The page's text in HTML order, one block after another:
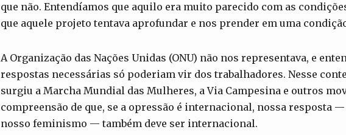
que não. Entendíamos que aquilo era muito parecido com as
que aquele projeto tentava aprofundar e nos prender em uma
A Organização das Nações Unidas (ONU) não nos representava, e
respostas necessárias só poderiam vir dos trabalhadores. Nesse
surgiu a Marcha Mundial das Mulheres, a Via Campesina e outros
compreensão de que, se a opressão é internacional, nossa resposta
nosso feminismo — também deve ser internacional.